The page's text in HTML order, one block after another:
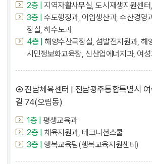
2층 |
지역자활사무실, 도시재생지원센
3층 |
수도행정과, 어업생산과, 수산경영
장실, 하수도과
4층 |
해양수산국장실, 섬발전지원과, 해
시민정보화교육장, 신산업에너지과, 여
④ 진남체육센터 | 전남광주통합특별시
길 74(오림동)
1층 |
평생교육과
2층 |
체육지원과, 테크니션스쿨
3층 |
행복교육팀(행복교육지원센터)